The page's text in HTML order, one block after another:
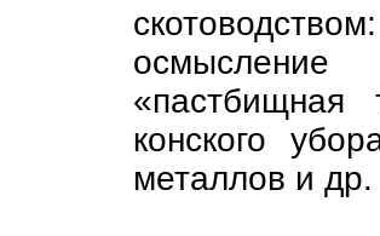
«пастбищная
конского
металлов и др.